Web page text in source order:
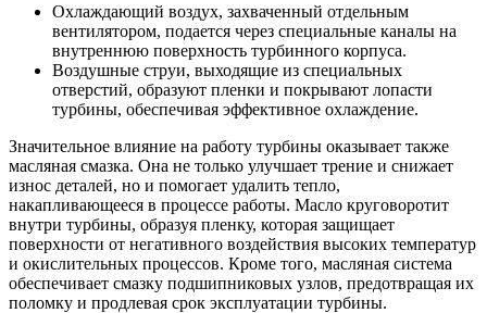
Охлаждающий воздух, захваченный отдельным
вентилятором, подается через специальные каналы на
внутреннюю поверхность турбинного корпуса.
Воздушные струи, выходящие из специальных
отверстий, образуют пленки и покрывают лопасти
турбины, обеспечивая эффективное охлаждение.
Значительное влияние на работу турбины оказывает также
масляная смазка. Она не только улучшает трение и снижает
износ деталей, но и помогает удалить тепло,
накапливающееся в процессе работы. Масло круговоротит
внутри турбины, образуя пленку, которая защищает
поверхности от негативного воздействия высоких температур
и окислительных процессов. Кроме того, масляная система
обеспечивает смазку подшипниковых узлов, предотвращая их
поломку и продлевая срок эксплуатации турбины.